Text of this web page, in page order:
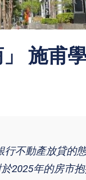
施甫
行不動產放貸的
2025年的房市